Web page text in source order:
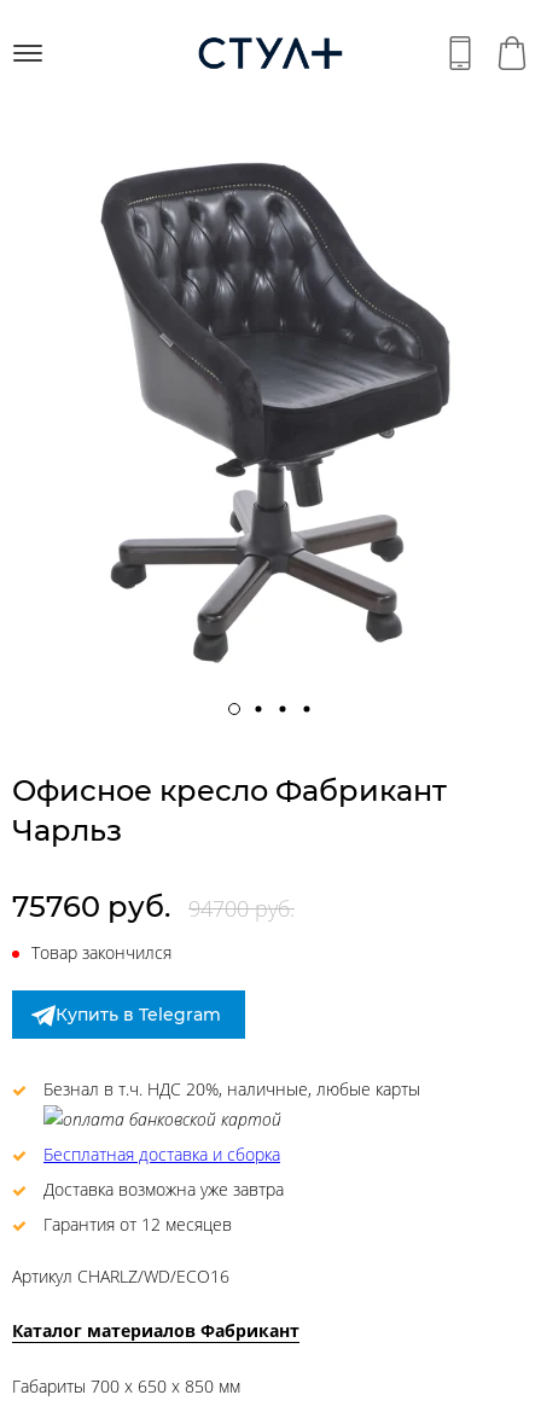
Офисное кресло Фабрикант
Чарльз
75760 руб. 94700 руб.
Товар закончился
Купить в Telegram
Безнал в т.ч. НДС 20%, наличные, любые карты
Бесплатная доставка и сборка
Доставка возможна уже завтра
Гарантия от 12 месяцев
Артикул CHARLZ/WD/ECO16
Каталог материалов Фабрикант
Габариты 700 x 650 x 850 мм